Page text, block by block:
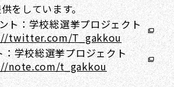
をしています。
：学校総選挙プロジェクト
twitter.com/T_gakkou
学校総選挙プロジェクト
note.com/t_gakkou